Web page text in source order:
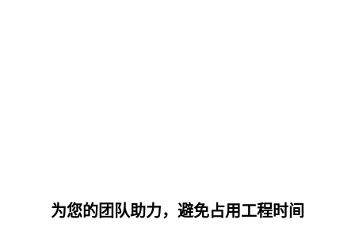
为您的团队助力，避免占用工程时间